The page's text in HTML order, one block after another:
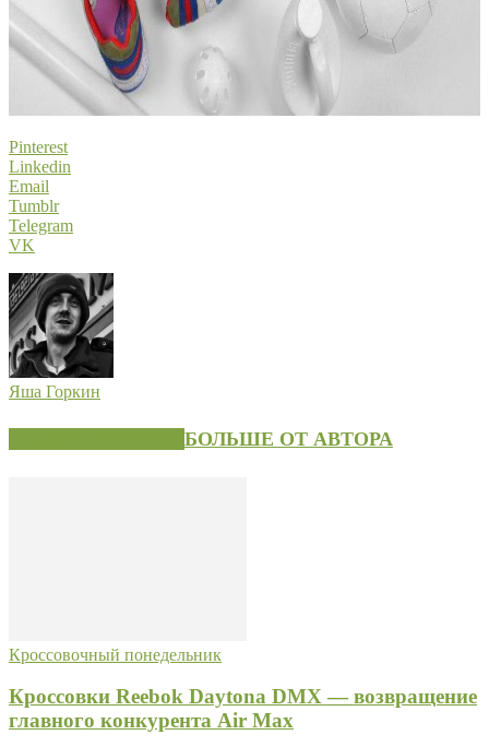
Pinterest
Linkedin
Email
Tumblr
Telegram
VK
Яша Горкин
БОЛЬШЕ ОТ АВТОРА
Кроссовочный понедельник
Кроссовки Reebok Daytona DMX — возвращение
главного конкурента Air Max